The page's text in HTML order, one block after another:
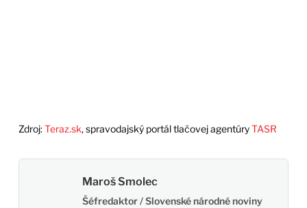
Zdroj:Teraz.sk, spravodajský portál tlačovej agentúryTASR
Maroš Smolec
Šéfredaktor / Slovenské národné noviny